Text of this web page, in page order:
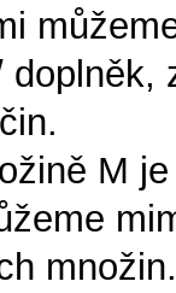
doplněk,
M